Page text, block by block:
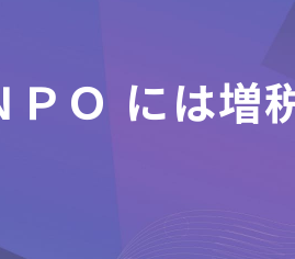
Ｏ には増